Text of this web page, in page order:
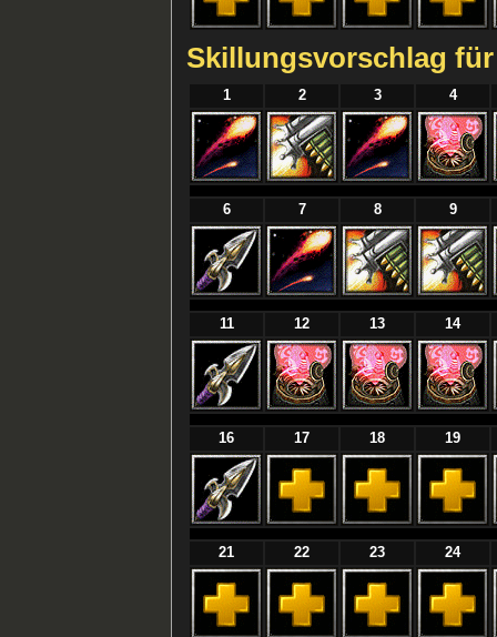
Skillungsvorschlag
1 2 3 4
6 7 8 9
11 12 13 14
16 17 18 19
21 22 23 24